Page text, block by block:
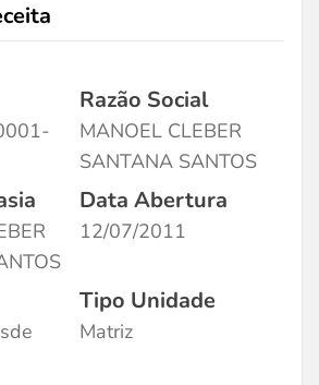
Razão Social
MANOEL CLEBER
SANTANA SANTOS
Data Abertura
12/07/2011
Tipo Unidade
Matriz